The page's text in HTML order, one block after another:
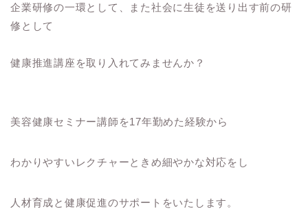
企業研修の一環として、また社会に生徒を送り出す前の研
修として
健康推進講座を取り入れてみませんか？
美容健康セミナー講師を17年勤めた経験から
わかりやすいレクチャーときめ細やかな対応をし
人材育成と健康促進のサポートをいたします。